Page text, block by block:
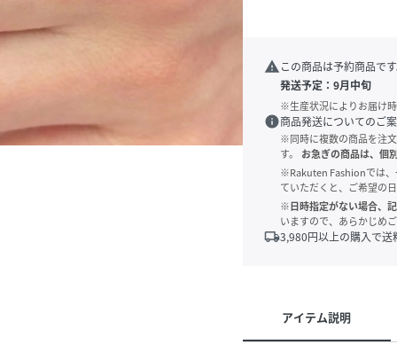
warning この商品は予約商品で
発送予定： 9月中旬
※生産状況によりお届け
info商品発送についてのご
※同時に複数の商品を注
す。
お急ぎの商品は、個
※Rakuten Fashionでは、
ていただくと、ご希望の
※日時指定がない場合、
いますので、あらかじめ
local_shipping3,980円以上の購入で送
アイテム説明